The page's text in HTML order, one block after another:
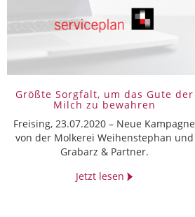
Größte Sorgfalt, um das Gute der
Milch zu bewahren
Freising, 23.07.2020 – Neue Kampagne
von der Molkerei Weihenstephan und
Grabarz & Partner.
Jetzt lesen